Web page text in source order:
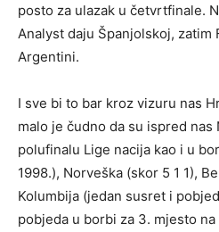
posto za ulazak u četvrtfinale.
Analyst daju Španjolskoj, zatim
Argentini.
I sve bi to bar kroz vizuru nas
malo je čudno da su ispred
polufinalu Lige nacija kao i u
1998.), Norveška (skor 5 1 1),
Kolumbija (jedan susret i
pobjeda u borbi za 3. mjesto